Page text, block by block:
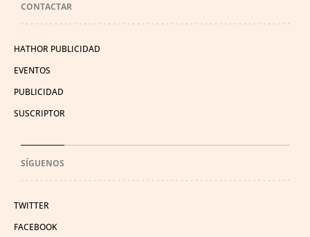
CONTACTAR
HATHOR PUBLICIDAD
EVENTOS
PUBLICIDAD
SUSCRIPTOR
SÍGUENOS
TWITTER
FACEBOOK